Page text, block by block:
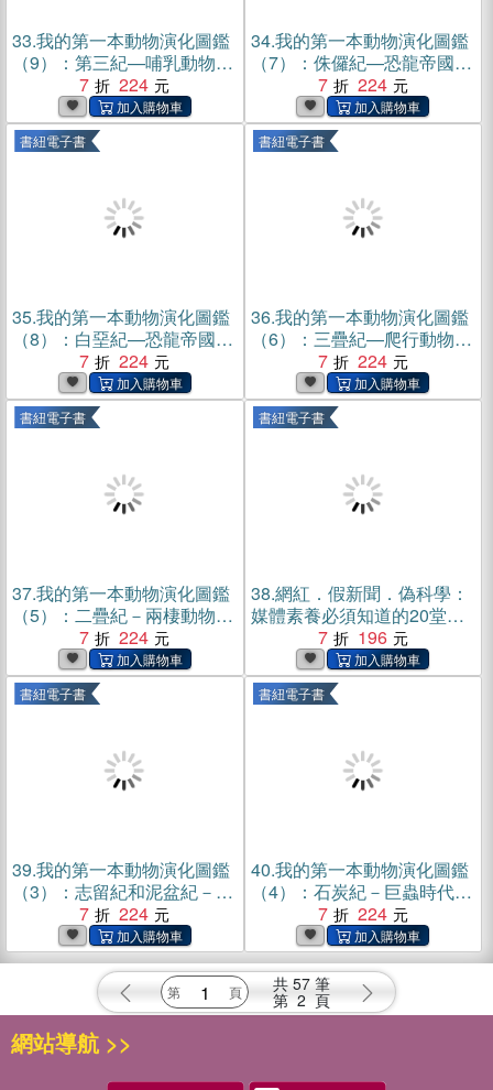
33.我的第一本動物演化圖鑑
（9）：第三紀—哺乳動物與
鳥類的盛世(電子書)
7 224
34.我的第一本動物演化圖鑑
（7）：侏儸紀—恐龍帝國的
輝煌(電子書)
7 224
書紐電子書
35.我的第一本動物演化圖鑑
（8）：白堊紀—恐龍帝國的
黃昏(電子書)
7 224
書紐電子書
36.我的第一本動物演化圖鑑
（6）：三疊紀—爬行動物崛
起(電子書)
7 224
書紐電子書
37.我的第一本動物演化圖鑑
（5）：二疊紀－兩棲動物
7 224
書紐電子書
38.網紅．假新聞．偽科學：
媒體素養必須知道的20堂課
7 196
書紐電子書
39.我的第一本動物演化圖鑑
（3）：志留紀和泥盆紀－魚
類時代(電子書)
7 224
書紐電子書
40.我的第一本動物演化圖鑑
（4）：石炭紀－巨蟲時代
7 224
共 57 筆
第 2 頁
網站導航 >>